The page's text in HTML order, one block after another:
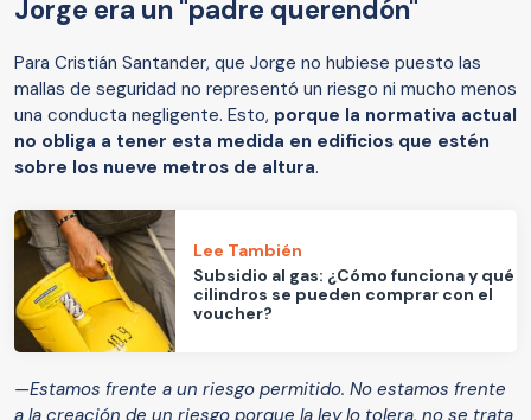
Jorge era un "padre querendón"
Para Cristián Santander, que Jorge no hubiese puesto las
mallas de seguridad no representó un riesgo ni mucho menos
una conducta negligente. Esto, porque la normativa actual
no obliga a tener esta medida en edificios que estén
sobre los nueve metros de altura.
Lee También
Subsidio al gas: ¿Cómo funciona y qué
cilindros se pueden comprar con el
voucher?
—Estamos frente a un riesgo permitido. No estamos frente